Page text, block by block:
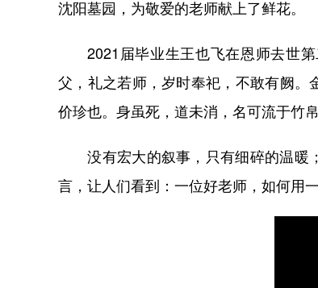
沈阳墓园，为敬爱的老师献上了鲜花。
2021届毕业生王也飞在恩师去世第
父，礼之若师，岁时奉祀，不敢有阙。
价珍也。身虽死，道未消，名可流于竹帛
没有宏大的叙事，只有细碎的温暖；
言，让人们看到：一位好老师，如何用